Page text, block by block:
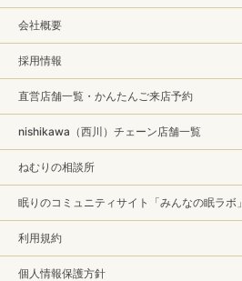
会社概要
採用情報
直営店舗一覧・かんたんご来店予約
nishikawa（西川）チェーン店舗一覧
ねむりの相談所
眠りのコミュニティサイト「みんなの眠ラボ」
利用規約
個人情報保護方針